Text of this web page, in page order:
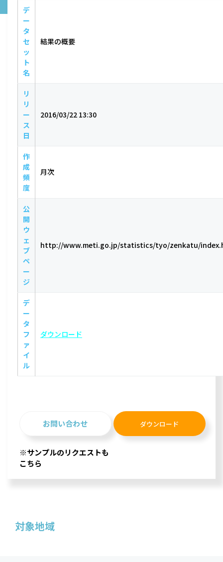
デ
ー
タ
セ
ッ
ト
名
結果の概要
リ
リ
ー
ス
日
2016/03/22 13:30
作
成
頻
度
月次
公
開
ウ
ェ
ブ
ペ
ー
ジ
http://www.meti.go.jp/statistics/tyo/zenkatu/
デ
ー
タ
フ
ァ
イ
ル
ダウンロード
お問い合わせ
※サンプルのリクエストも
こちら
ダウンロード
対象地域